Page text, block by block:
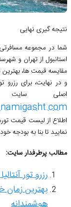
نتیجه گیری نهایی
شما در مجموعه
استانبول از تهران و
مقایسه قیمت‌ ها، بهترین
و در نهایت، برای رزرو
اصلی
نمایید تا بنا به بودجه
مطالب پرطرفدار سایت:
رزرو تور
بهترین زمان